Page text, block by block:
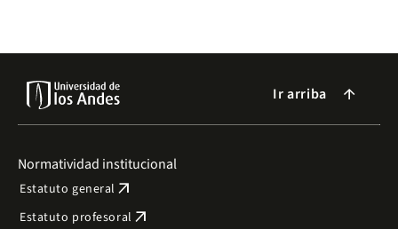
Ir arriba arrow_forward
Normatividad institucional
Estatuto general arrow_outward
Estatuto profesoral arrow_outward